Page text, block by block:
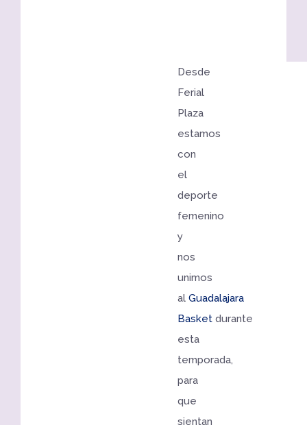
Desde
Ferial
Plaza
estamos
con
el
deporte
femenino
y
nos
unimos
alGuadalajara
Basket durante
esta
temporada,
para
que
sientan